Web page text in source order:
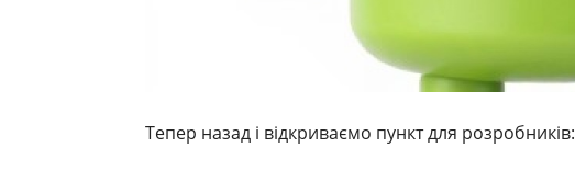
Тепер назад і відкриваємо пункт для розробників: